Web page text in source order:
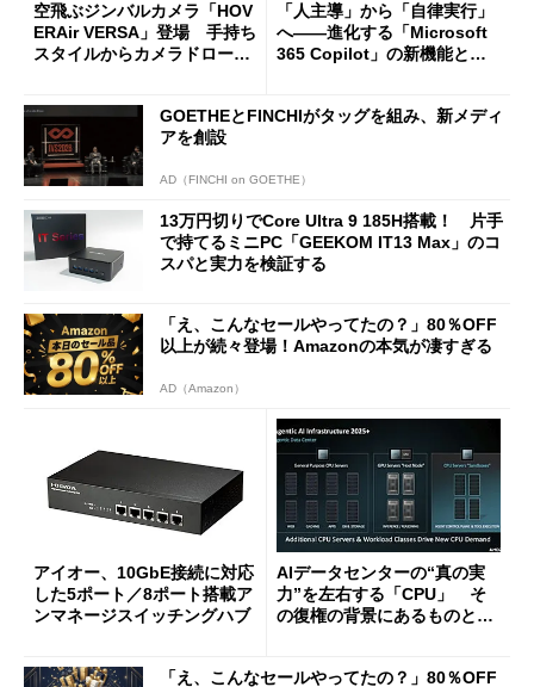
空飛ぶジンバルカメラ「HOV
ERAir VERSA」登場 手持ち
スタイルからカメラドローン
「人主導」から「自律実行」
へ――進化する「Microsoft
365 Copilot」の新機能とエ
GOETHEとFINCHIがタッグを組み、新メディ
アを創設
AD（FINCHI on GOETHE）
13万円切りでCore Ultra 9 185H搭載！ 片手
で持てるミニPC「GEEKOM IT13 Max」のコ
スパと実力を検証する
「え、こんなセールやってたの？」80％OFF
以上が続々登場！Amazonの本気が凄すぎる
AD（Amazon）
アイオー、10GbE接続に対応
した5ポート／8ポート搭載ア
ンマネージスイッチングハブ
AIデータセンターの“真の実
力”を左右する「CPU」 そ
の復権の背景にあるものと
「え、こんなセールやってたの？」80％OFF